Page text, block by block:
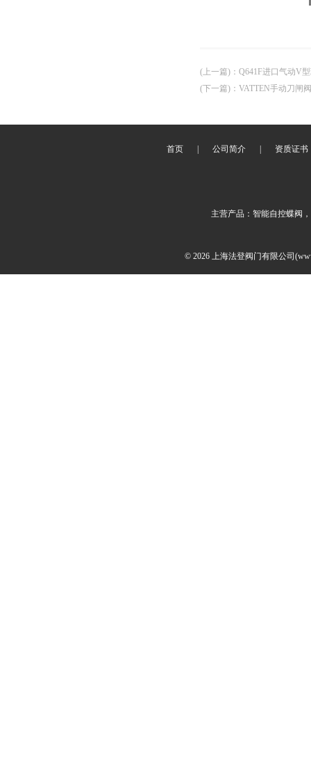
(上一篇) ： Q641F进口气动V
(下一篇) ： VATTEN手动刀闸
首页 公司简介 资质证书
主营产品：智能自控蝶阀
© 2026 上海法登阀门有限公司